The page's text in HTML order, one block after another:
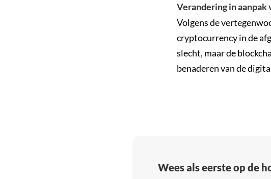
Verandering in
Volgens de
cryptocurrency in de
slecht, maar de
benaderen van de
Wees als eerste op de